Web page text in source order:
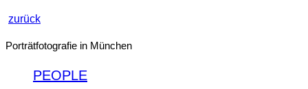
zurück
Porträtfotografie in München
PEOPLE